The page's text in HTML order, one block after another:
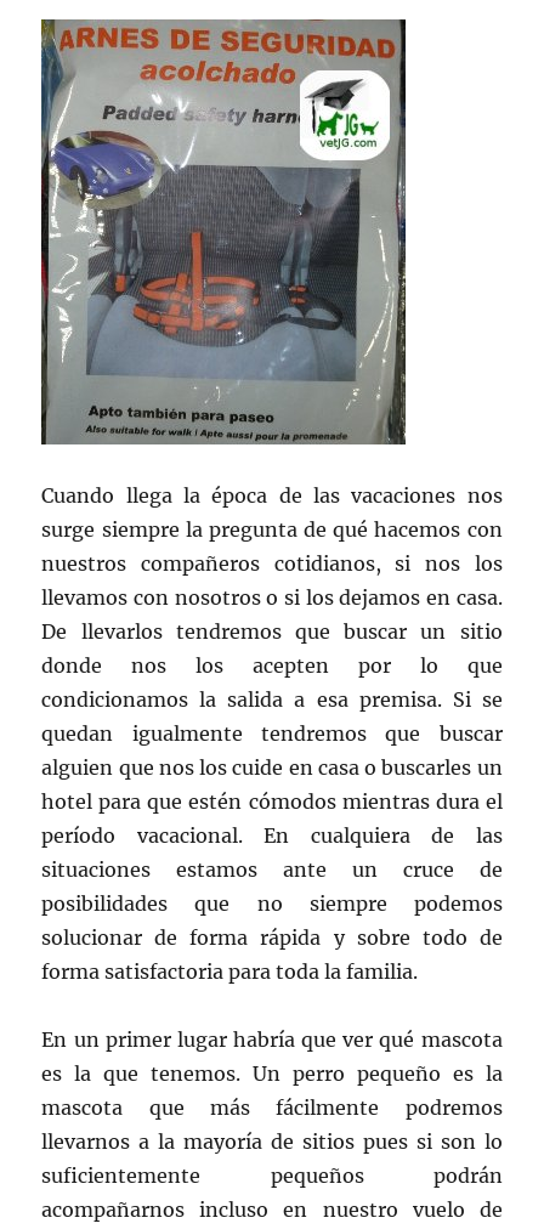
Cuando llega la época de las vacaciones nos
surge siempre la pregunta de qué hacemos con
nuestros compañeros cotidianos, si nos los
llevamos con nosotros o si los dejamos en casa.
De llevarlos tendremos que buscar un sitio
donde nos los acepten por lo que
condicionamos la salida a esa premisa. Si se
quedan igualmente tendremos que buscar
alguien que nos los cuide en casa o buscarles un
hotel para que estén cómodos mientras dura el
período vacacional. En cualquiera de las
situaciones estamos ante un cruce de
posibilidades que no siempre podemos
solucionar de forma rápida y sobre todo de
forma satisfactoria para toda la familia.
En un primer lugar habría que ver qué mascota
es la que tenemos. Un perro pequeño es la
mascota que más fácilmente podremos
llevarnos a la mayoría de sitios pues si son lo
suficientemente pequeños podrán
acompañarnos incluso en nuestro vuelo de